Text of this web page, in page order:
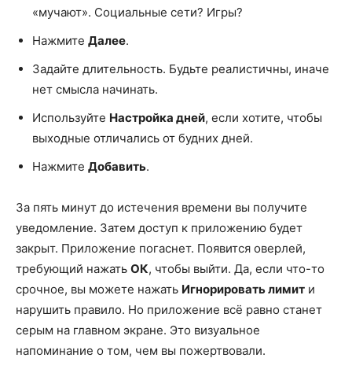
«мучают». Социальные сети? Игры?
Нажмите Далее.
Задайте длительность. Будьте реалистичны, иначе
нет смысла начинать.
Используйте Настройка дней, если хотите, чтобы
выходные отличались от будних дней.
Нажмите Добавить.
За пять минут до истечения времени вы получите
уведомление. Затем доступ к приложению будет
закрыт. Приложение погаснет. Появится оверлей,
требующий нажать ОК, чтобы выйти. Да, если что-то
срочное, вы можете нажать Игнорировать лимит и
нарушить правило. Но приложение всё равно станет
серым на главном экране. Это визуальное
напоминание о том, чем вы пожертвовали.